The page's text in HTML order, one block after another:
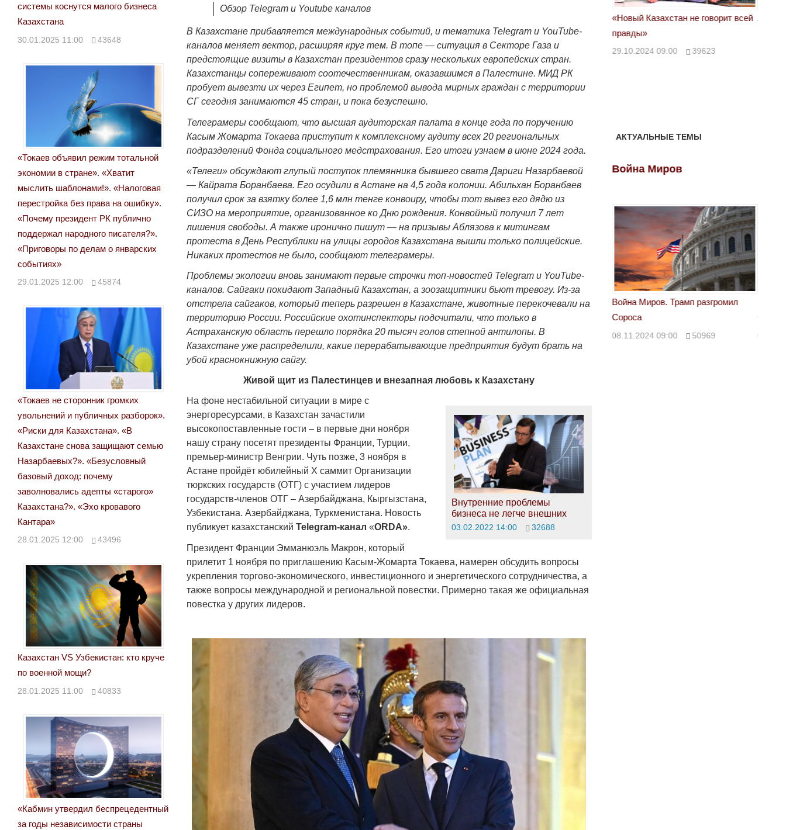
Обзор Telegram и Youtube каналов
В Казахстане прибавляется международных событий, и тематика Telegram и YouTube-
каналовменяет вектор, расширяя круг тем. В топе — ситуация в Секторе Газа и
предстоящие визиты в Казахстан президентов сразу нескольких европейских стран.
Казахстанцы сопереживают соотечественникам, оказавшимся в Палестине. МИД РК
пробует вывезти их через Египет, но проблемой вывода мирных граждан с территории
СГ сегодня занимаются 45 стран, и пока безуспешно.
Телеграмеры сообщают, что высшая аудиторская палата в конце года по поручению
Касым Жомарта Токаева приступит к комплексному аудиту всех 20 региональных
подразделений Фонда социального медстрахования. Его итоги узнаем в июне 2024 года.
«Телеги» обсуждают глупый поступок племянника бывшего свата Дариги Назарбаевой
— Кайрата Боранбаева. Его осудили в Астане на 4,5 года колонии. Абильхан Боранбаев
получил срок за взяткуболее 1,6 млн тенге конвоиру, чтобы тот вывез его дядю из
СИЗО на мероприятие, организованное ко Дню рождения. Конвойный получил 7 лет
лишения свободы. А также иронично пишут — на призывы Аблязова к митингам
протеста в День Республики на улицы городов Казахстана вышли только полицейские.
Никаких протестов не было, сообщают телеграмеры.
Проблемы экологии вновь занимают первые строчки топ-новостей Telegram и YouTube-
каналов. Сайгаки покидают Западный Казахстан, а зоозащитники бьют тревогу. Из-за
отстрела сайгаков, который теперь разрешен в Казахстане, животные перекочевали на
территорию России. Российские охотинспекторы подсчитали, что только в
Астраханскую область перешло порядка 20 тысяч голов степной антилопы. В
Казахстане уже распределили, какие перерабатывающие предприятия будут брать на
убой краснокнижную сайгу.
Живой щит из Палестинцев и внезапная любовь к Казахстану
Внутренние проблемы
бизнеса не легче внешних
03.02.2022 14:00 32688
На фоне нестабильной ситуации в мире с
энергоресурсами, в Казахстан зачастили
высокопоставленные гости – в первые дни ноября
нашу страну посетят президенты Франции, Турции,
премьер-министр Венгрии. Чуть позже, 3 ноября в
Астане пройдёт юбилейный X саммит Организации
тюркских государств (ОТГ) с участием лидеров
государств-членов ОТГ – Азербайджана, Кыргызстана,
Узбекистана. Азербайджана, Туркменистана. Новость
публикует казахстанскийTelegram-канал «ORDA».
Президент Франции Эмманюэль Макрон, который
прилетит 1 ноября по приглашению Касым-Жомарта Токаева, намерен обсудить вопросы
укрепления торгово-экономического, инвестиционного и энергетического сотрудничества, а
также вопросы международной и региональной повестки. Примерно такая же официальная
повестка у других лидеров.
системы коснутся малого бизнеса
Казахстана
30.01.2025 11:00 43648
«Токаев объявил режим тотальной
экономии в стране». «Хватит
мыслить шаблонами!». «Налоговая
перестройка без права на ошибку».
«Почему президент РК публично
поддержал народного писателя?».
«Приговоры по делам о январских
событиях»
29.01.2025 12:00 45874
«Токаев не сторонник громких
увольнений и публичных разборок».
«Риски для Казахстана». «В
Казахстане снова защищают семью
Назарбаевых?». «Безусловный
базовый доход: почему
заволновались адепты «старого»
Казахстана?». «Эхо кровавого
Кантара»
28.01.2025 12:00 43496
Казахстан VS Узбекистан: кто круче
по военной мощи?
28.01.2025 11:00 40833
«Кабмин утвердил беспрецедентный
за годы независимости страны
17.10.2024 17:00 29972
Дарига не ждёт конфискации.
Авиакомпании сравнили с
мошенниками
28888
«Новый Казахстан не говорит всей
правды»
29.10.2024 09:00 39623
АКТУАЛЬНЫЕ ТЕМЫ
Война Миров
Война Миров. Трамп разгромил
Сороса
08.11.2024 09:00
Война Миров
Война Миров. Трамп разгромил
Сороса
08.11.2024 09:00 50969